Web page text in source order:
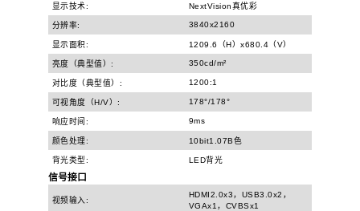
显示技术: NextVision真优彩
分辨率: 3840x2160
显示面积: 1209.6（H）x680.4（V）
亮度（典型值）: 350cd/m²
对比度（典型值）: 1200:1
可视角度（H/V）: 178°/178°
响应时间: 9ms
颜色处理: 10bit1.07B色
背光类型: LED背光
信号接口
视频输入:
HDMI2.0x3，USB3.0x2，
VGAx1，CVBSx1